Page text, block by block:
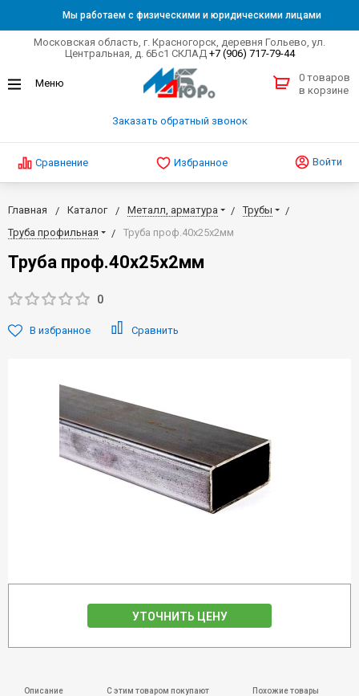
Мы работаем с физическими и юридическими лицами
Московская область, г. Красногорск, деревня Гольево, ул.
Центральная, д. 6Бс1 СКЛАД +7 (906) 717-79-44
Заказать обратный звонок
0 товаров
в корзине
Сравнение Избранное Войти
Главная Каталог Металл, арматура
Трубы
Труба профильная
Труба проф.40х25х2мм
Труба проф.40х25х2мм
0
В избранное Сравнить
УТОЧНИТЬ ЦЕНУ
Описание С этим товаром покупают Похожие товары